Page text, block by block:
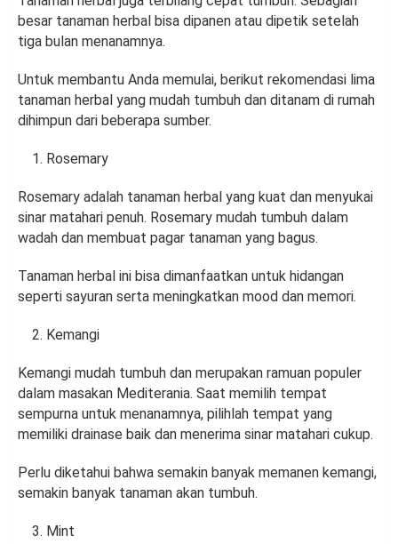
besar tanaman herbal bisa dipanen atau dipetik setelah
tiga bulan menanamnya.
Untuk membantu Anda memulai, berikut rekomendasi lima
tanaman herbal yang mudah tumbuh dan ditanam di rumah
dihimpun dari beberapa sumber.
Rosemary
Rosemary adalah tanaman herbal yang kuat dan menyukai
sinar matahari penuh. Rosemary mudah tumbuh dalam
wadah dan membuat pagar tanaman yang bagus.
Tanaman herbal ini bisa dimanfaatkan untuk hidangan
seperti sayuran serta meningkatkan mood dan memori.
Kemangi
Kemangi mudah tumbuh dan merupakan ramuan populer
dalam masakan Mediterania. Saat memilih tempat
sempurna untuk menanamnya, pilihlah tempat yang
memiliki drainase baik dan menerima sinar matahari cukup.
Perlu diketahui bahwa semakin banyak memanen kemangi,
semakin banyak tanaman akan tumbuh.
Mint